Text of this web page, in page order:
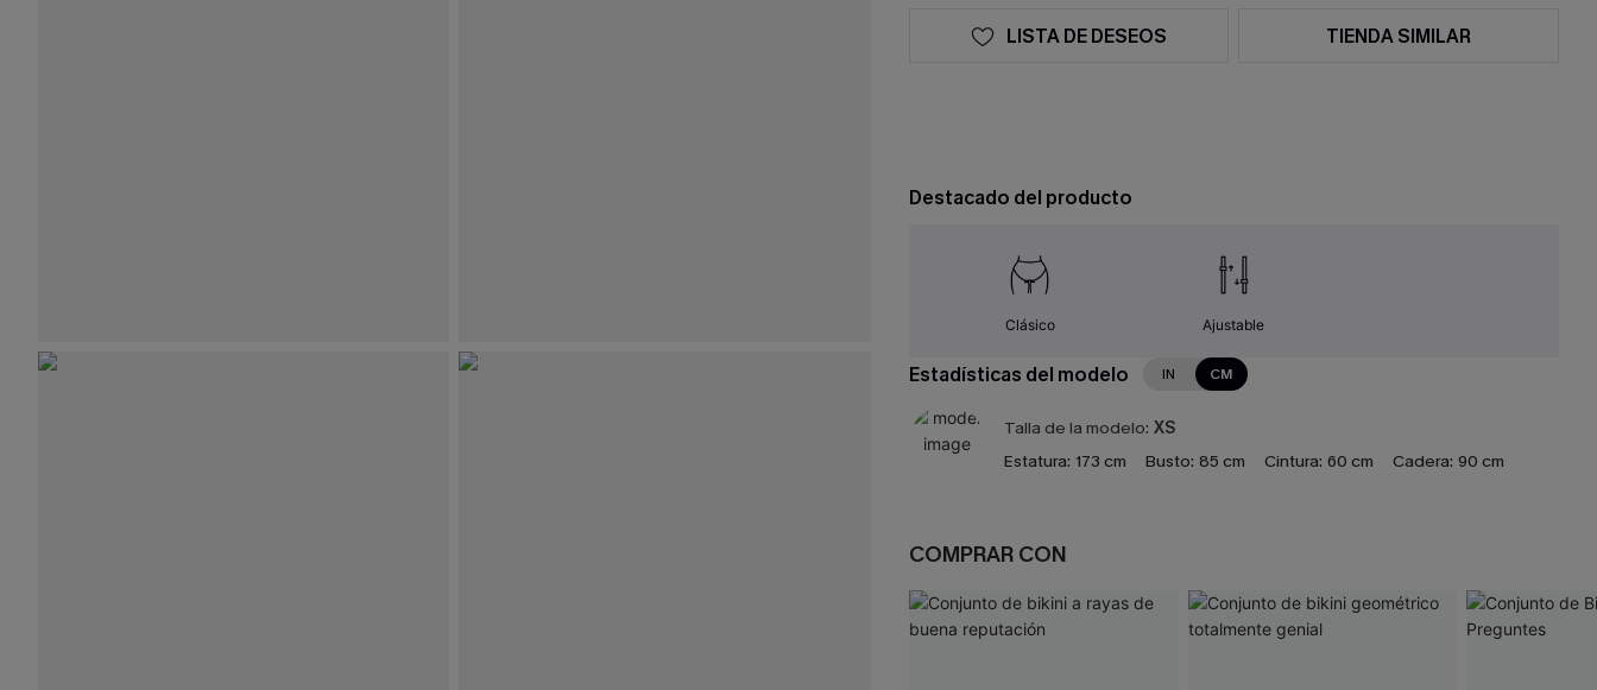
LISTA DE DESEOS TIENDA SIMILAR
Destacado del producto
Clásico Ajustable
Estadísticas del modelo IN CM
Talla de la modelo: XS
Estatura: 173 cm Busto: 85 cm Cintura: 60 cm Cadera: 90 cm
COMPRAR CON